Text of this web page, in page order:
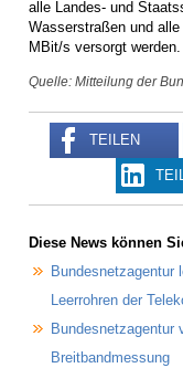
alle Landes- und
Wasserstraßen und
MBit/s versorgt werden.
Quelle: Mitteilung der
TEILEN
Diese News können
Bundesnetzagentur
Leerrohren der
Bundesnetzagentur
Breitbandmessung